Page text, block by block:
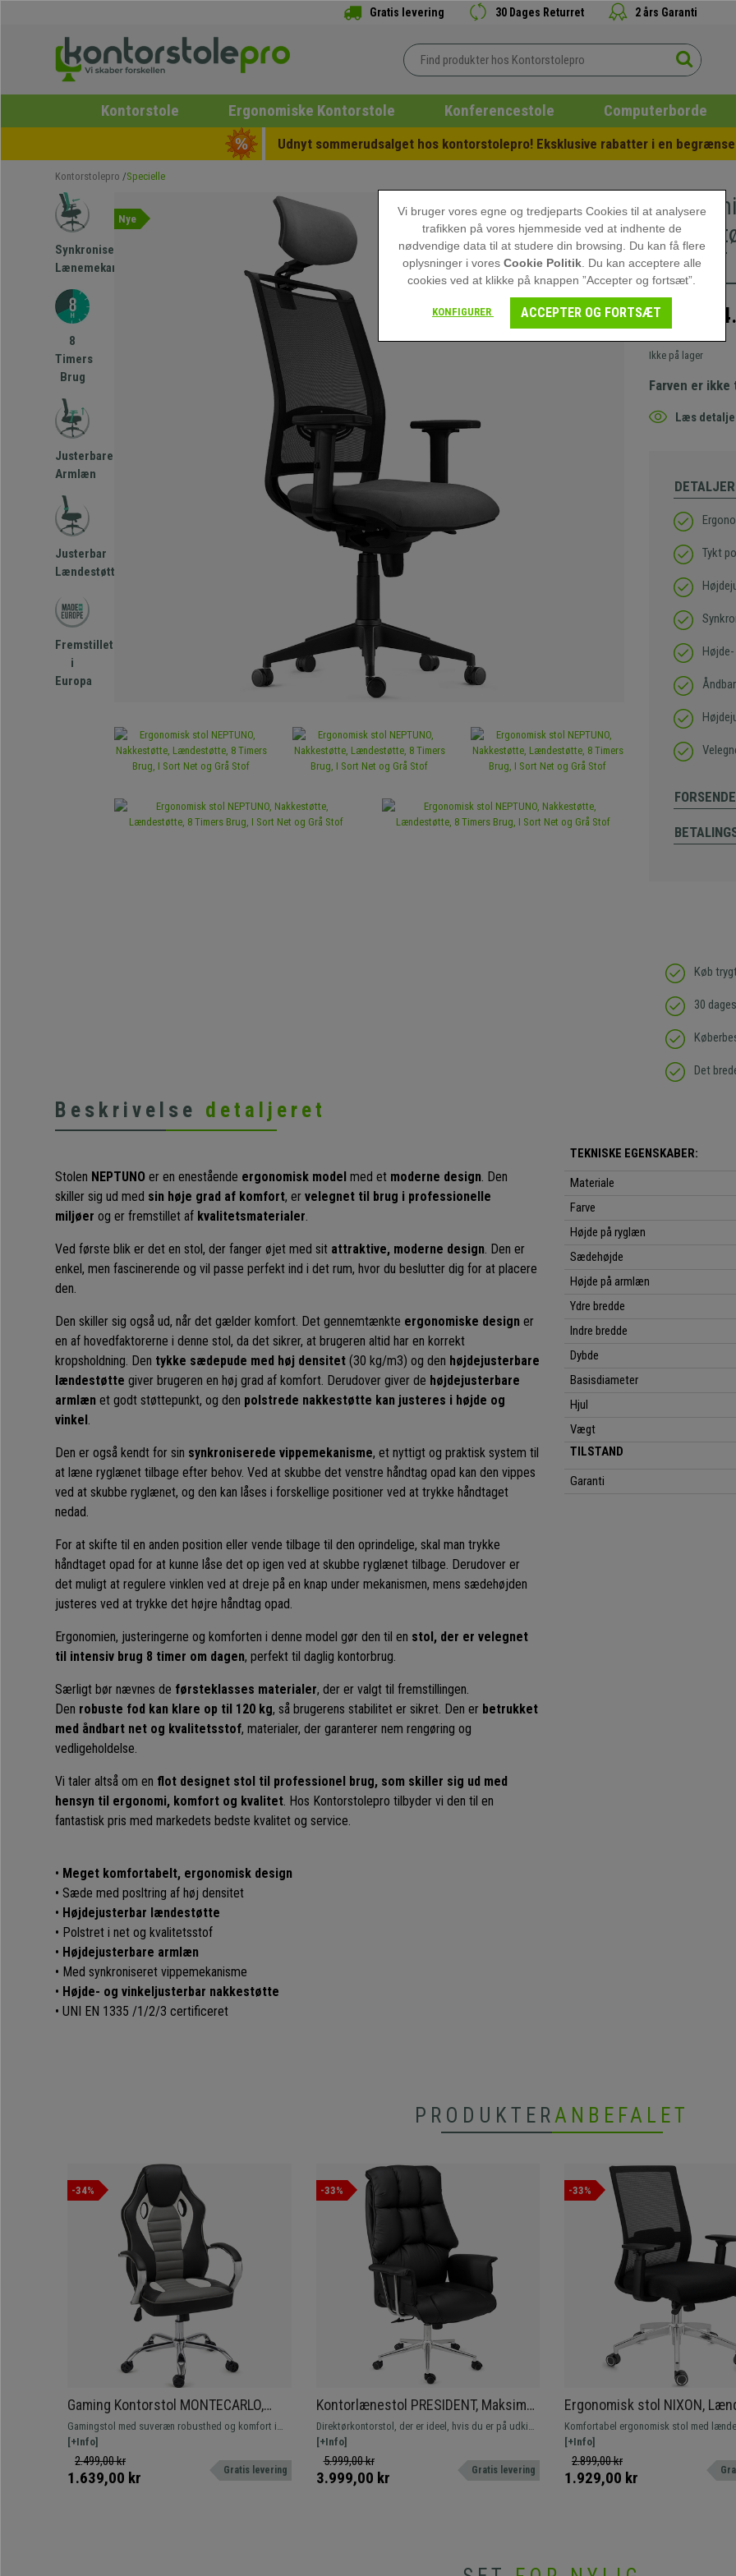
Gratis levering 30 Dages Returret 2 års Garanti
Kontorstole Ergonomiske Kontorstole Konferencestole Computerborde
Udnyt sommerudsalget hos kontorstolepro! Eksklusive rabatter i en
Kontorstolepro Specielle
Synkroniseret
Lænemekanisme
8
Timers
Brug
Justerbare
Armlæn
Justerbar
Lændestøtte
Fremstillet
i
Europa
Nye
Grå Stof
7.159,00 kr
Ikke på lager
Farven er
Læs
DETALJER
Tykt
Køb
30
Det
Beskrivelse detaljeret
Stolen NEPTUNO er en enestående ergonomisk model med et moderne design. Den
skiller sig ud med sin høje grad af komfort, er velegnet til brug i professionelle
miljøer og er fremstillet af kvalitetsmaterialer.
Ved første blik er det en stol, der fanger øjet med sit attraktive, moderne design. Den er
enkel, men fascinerende og vil passe perfekt ind i det rum, hvor du beslutter dig for at placere
den.
Den skiller sig også ud, når det gælder komfort. Det gennemtænkte ergonomiske design er
en af hovedfaktorerne i denne stol, da det sikrer, at brugeren altid har en korrekt
kropsholdning. Den tykke sædepude med høj densitet (30 kg/m3) og den højdejusterbare
lændestøtte giver brugeren en høj grad af komfort. Derudover giver de højdejusterbare
armlæn et godt støttepunkt, og den polstrede nakkestøtte kan justeres i højde og
vinkel.
Den er også kendt for sin synkroniserede vippemekanisme, et nyttigt og praktisk system til
at læne ryglænet tilbage efter behov. Ved at skubbe det venstre håndtag opad kan den vippes
ved at skubbe ryglænet, og den kan låses i forskellige positioner ved at trykke håndtaget
nedad.
For at skifte til en anden position eller vende tilbage til den oprindelige, skal man trykke
håndtaget opad for at kunne låse det op igen ved at skubbe ryglænet tilbage. Derudover er
det muligt at regulere vinklen ved at dreje på en knap under mekanismen, mens sædehøjden
justeres ved at trykke det højre håndtag opad.
Ergonomien, justeringerne og komforten i denne model gør den til en stol, der er velegnet
til intensiv brug 8 timer om dagen, perfekt til daglig kontorbrug.
Særligt bør nævnes de førsteklasses materialer, der er valgt til fremstillingen.
Den robuste fod kan klare op til 120 kg, så brugerens stabilitet er sikret. Den er betrukket
med åndbart net og kvalitetsstof, materialer, der garanterer nem rengøring og
vedligeholdelse.
Vi taler altså om en flot designet stol til professionel brug, som skiller sig ud med
hensyn til ergonomi, komfort og kvalitet. Hos Kontorstolepro tilbyder vi den til en
fantastisk pris med markedets bedste kvalitet og service.
• Meget komfortabelt, ergonomisk design
• Sæde med posltring af høj densitet
• Højdejusterbar lændestøtte
• Polstret i net og kvalitetsstof
• Højdejusterbare armlæn
• Med synkroniseret vippemekanisme
• Højde- og vinkeljusterbar nakkestøtte
• UNI EN 1335 /1/2/3 certificeret
TEKNISKE EGENSKABER:
Materiale
Farve
Højde på ryglæn
Sædehøjde
Højde på armlæn
Ydre bredde
Indre bredde
Dybde
Basisdiameter
Hjul
Vægt
TILSTAND
Garanti
PRODUKTERANBEFALET
-34%
Gaming Kontorstol MONTECARLO,
Metalarmlæn og -Fod, Meget
Komfortabel og Robust, I Sort
Gamingstol med suveræn robusthed og komfort i
høj kvalitet. Den har metalarmlæn og -fod, som er
typisk for avancerede kontorstole. Hurtig levering!
[+Info]
2.499,00 kr
1.639,00 kr Gratis levering
-33%
Kontorlænestol PRESIDENT, Maksimal
Komfort, Dobbelt Polstring, Meget
Elegant, Sort Læder
Direktørkontorstol, der er ideel, hvis du er på udkig
efter maksimal udstråling og komfort. Det er som
sofaen i dit hjem! Hurtig levering.
[+Info]
5.999,00 kr
3.999,00 kr Gratis levering
-33%
Ergonomisk stol NIXON,
Metalfod, Brug i 8 timer, I
Komfortabel ergonomisk stol med
Fremstillet af kvalitetsmaterialer,
åndbart net.
[+Info]
2.899,00 kr
1.929,00 kr
Vi bruger vores egne og tredjeparts Cookies til at analysere
trafikken på vores hjemmeside ved at indhente de
nødvendige data til at studere din browsing. Du kan få flere
oplysninger i vores Cookie Politik. Du kan acceptere alle
cookies ved at klikke på knappen ”Accepter og fortsæt”.
KONFIGURER ACCEPTER OG FORTSÆT